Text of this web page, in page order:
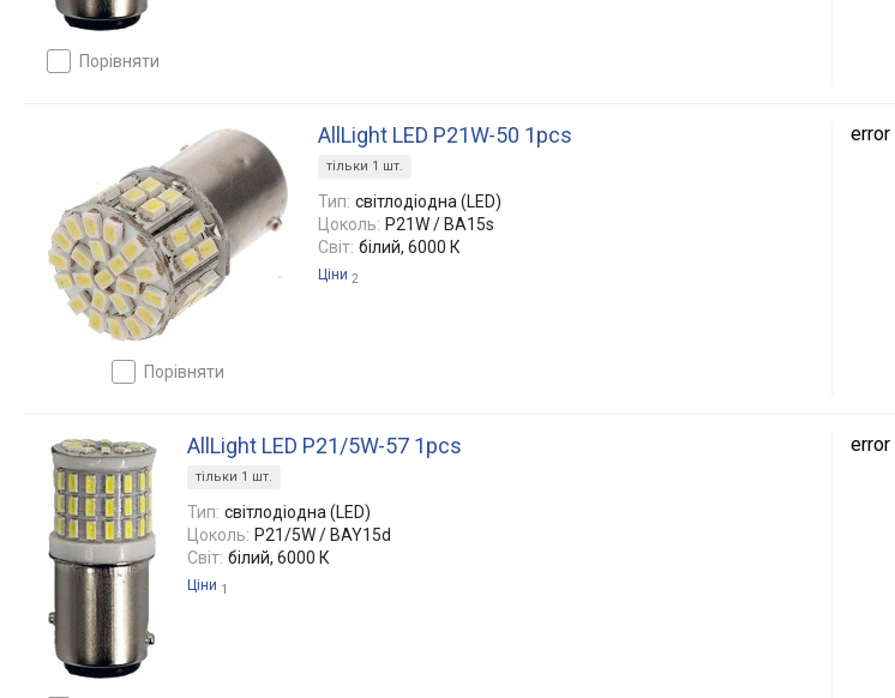
порівняти
порівняти
AllLight LED P21W-50 1pcs
тільки 1 шт.
Тип: світлодіодна (LED)
Цоколь: P21W / BA15s
Світ: білий, 6000 К
Ціни 2
error
AllLight LED P21/5W-57 1pcs
тільки 1 шт.
Тип: світлодіодна (LED)
Цоколь: P21/5W / BAY15d
Світ: білий, 6000 К
Ціни 1
error